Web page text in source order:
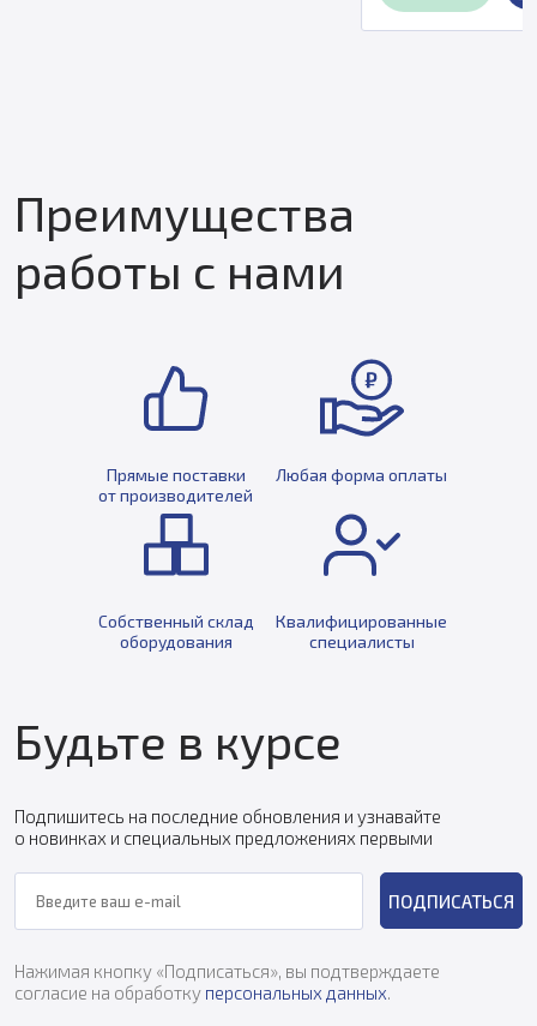
Преимущества
работы с нами
Прямые поставки
от производителей
Любая форма оплаты
Собственный склад
оборудования
Квалифицированные
специалисты
Будьте в курсе
Подпишитесь на последние обновления и узнавайте
о новинках и специальных предложениях первыми
ПОДПИСАТЬСЯ
Нажимая кнопку «Подписаться», вы подтверждаете
согласие на обработку персональных данных